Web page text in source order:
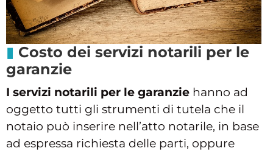
Costo dei servizi notarili per le
garanzie
I servizi notarili per le garanzie hanno ad
oggetto tutti gli strumenti di tutela che il
notaio può inserire nell’atto notarile, in base
ad espressa richiesta delle parti, oppure